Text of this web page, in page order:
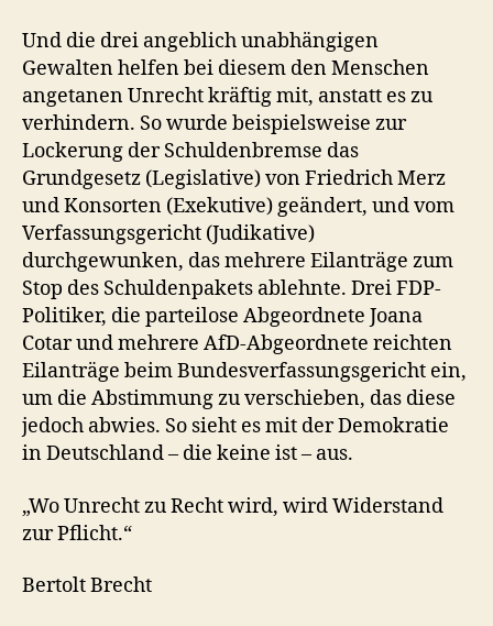
Und die drei angeblich unabhängigen
Gewalten helfen bei diesem den Menschen
angetanen Unrecht kräftig mit, anstatt es zu
verhindern. So wurde beispielsweise zur
Lockerung der Schuldenbremse das
Grundgesetz (Legislative) von Friedrich Merz
und Konsorten (Exekutive) geändert, und vom
Verfassungsgericht (Judikative)
durchgewunken, das mehrere Eilanträge zum
Stop des Schuldenpakets ablehnte. Drei FDP-
Politiker, die parteilose Abgeordnete Joana
Cotar und mehrere AfD-Abgeordnete reichten
Eilanträge beim Bundesverfassungsgericht ein,
um die Abstimmung zu verschieben, das diese
jedoch abwies. So sieht es mit der Demokratie
in Deutschland – die keine ist – aus.
„Wo Unrecht zu Recht wird, wird Widerstand
zur Pflicht.“
Bertolt Brecht